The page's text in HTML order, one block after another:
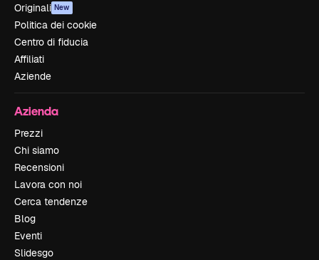
Originali New
Politica dei cookie
Centro di fiducia
Affiliati
Aziende
Azienda
Prezzi
Chi siamo
Recensioni
Lavora con noi
Cerca tendenze
Blog
Eventi
Slidesgo